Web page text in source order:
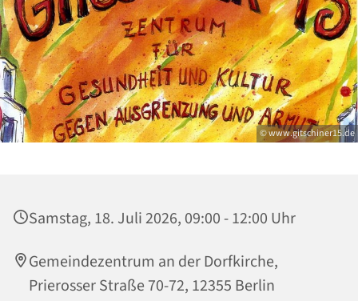
© www.gitschiner15.de
Samstag, 18. Juli 2026, 09:00 - 12:00 Uhr
Gemeindezentrum an der Dorfkirche,
Prierosser Straße 70-72, 12355 Berlin